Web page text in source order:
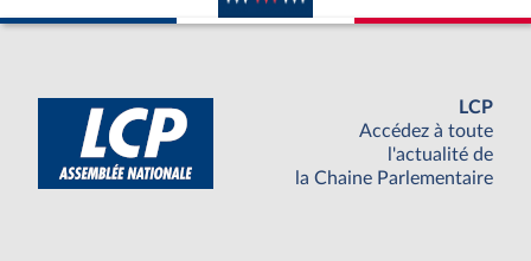
LCP
Accédez à toute
l'actualité de
la Chaine Parlementaire